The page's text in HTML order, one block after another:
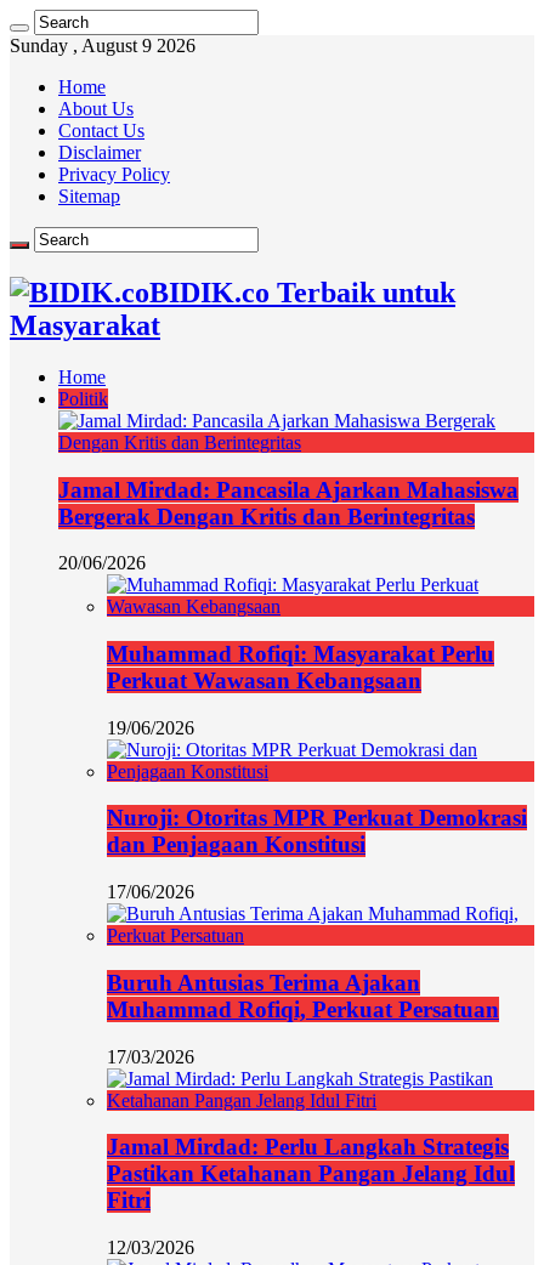
Sunday , August 9 2026
Home
About Us
Contact Us
Disclaimer
Privacy Policy
Sitemap
BIDIK.co Terbaik untuk
Masyarakat
Home
Politik
Jamal Mirdad: Pancasila Ajarkan Mahasiswa
Bergerak Dengan Kritis dan Berintegritas
20/06/2026
Muhammad Rofiqi: Masyarakat Perlu
Perkuat Wawasan Kebangsaan
19/06/2026
Nuroji: Otoritas MPR Perkuat Demokrasi
dan Penjagaan Konstitusi
17/06/2026
Buruh Antusias Terima Ajakan
Muhammad Rofiqi, Perkuat Persatuan
17/03/2026
Jamal Mirdad: Perlu Langkah Strategis
Pastikan Ketahanan Pangan Jelang Idul
Fitri
12/03/2026